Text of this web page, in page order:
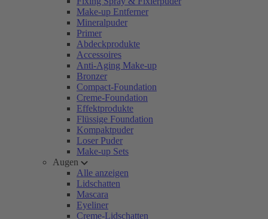
Make-up Entferner
Mineralpuder
Primer
Abdeckprodukte
Accessoires
Anti-Aging Make-up
Bronzer
Compact-Foundation
Creme-Foundation
Effektprodukte
Flüssige Foundation
Kompaktpuder
Loser Puder
Make-up Sets
Augen
Alle anzeigen
Lidschatten
Mascara
Eyeliner
Creme-Lidschatten